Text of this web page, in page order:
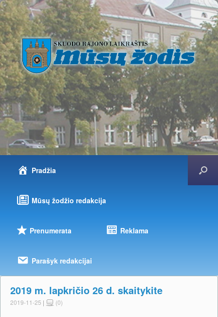
Pradžia
Mūsų žodžio redakcija
Prenumerata Reklama
Parašyk redakcijai
2019 m. lapkričio 26 d. skaitykite
2019-11-25 | (0)